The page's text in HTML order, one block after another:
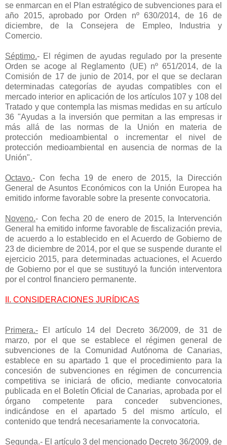
se enmarcan en el Plan estratégico de subvenciones para el
año 2015, aprobado por Orden nº 630/2014, de 16 de
diciembre, de la Consejera de Empleo, Industria y
Comercio.
Séptimo.- El régimen de ayudas regulado por la presente
Orden se acoge al Reglamento (UE) nº 651/2014, de la
Comisión de 17 de junio de 2014, por el que se declaran
determinadas categorías de ayudas compatibles con el
mercado interior en aplicación de los artículos 107 y 108 del
Tratado y que contempla las mismas medidas en su artículo
36 "Ayudas a la inversión que permitan a las empresas ir
más allá de las normas de la Unión en materia de
protección medioambiental o incrementar el nivel de
protección medioambiental en ausencia de normas de la
Unión".
Octavo.- Con fecha 19 de enero de 2015, la Dirección
General de Asuntos Económicos con la Unión Europea ha
emitido informe favorable sobre la presente convocatoria.
Noveno.- Con fecha 20 de enero de 2015, la Intervención
General ha emitido informe favorable de fiscalización previa,
de acuerdo a lo establecido en el Acuerdo de Gobierno de
23 de diciembre de 2014, por el que se suspende durante el
ejercicio 2015, para determinadas actuaciones, el Acuerdo
de Gobierno por el que se sustituyó la función interventora
por el control financiero permanente.
II. CONSIDERACIONES JURÍDICAS
Primera.- El artículo 14 del Decreto 36/2009, de 31 de
marzo, por el que se establece el régimen general de
subvenciones de la Comunidad Autónoma de Canarias,
establece en su apartado 1 que el procedimiento para la
concesión de subvenciones en régimen de concurrencia
competitiva se iniciará de oficio, mediante convocatoria
publicada en el Boletín Oficial de Canarias, aprobada por el
órgano competente para conceder subvenciones,
indicándose en el apartado 5 del mismo artículo, el
contenido que tendrá necesariamente la convocatoria.
Segunda.- El artículo 3 del mencionado Decreto 36/2009, de